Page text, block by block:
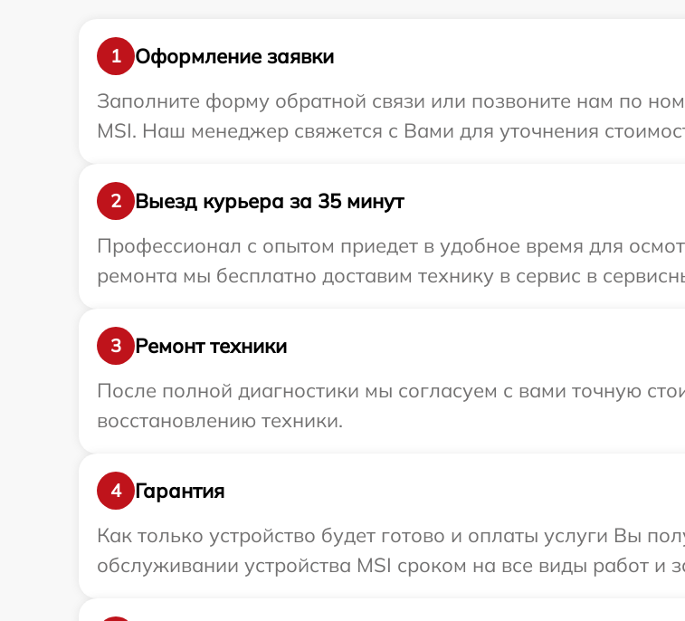
1
Оформление заявки
Заполните форму обратной связи или позвоните нам по
MSI. Наш менеджер свяжется с Вами для уточнения
2
Выезд курьера за 35 минут
Профессионал с опытом приедет в удобное время для
ремонта мы бесплатно доставим технику в сервис в
3
Ремонт техники
После полной диагностики мы согласуем с вами точную
восстановлению техники.
4
Гарантия
Как только устройство будет готово и оплаты услуги Вы
обслуживании устройства MSI сроком на все виды работ и